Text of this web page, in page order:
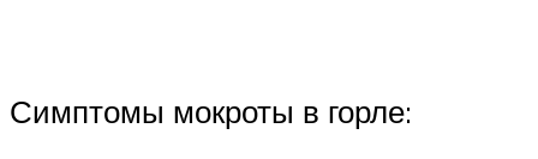
Симптомы мокроты в горле: